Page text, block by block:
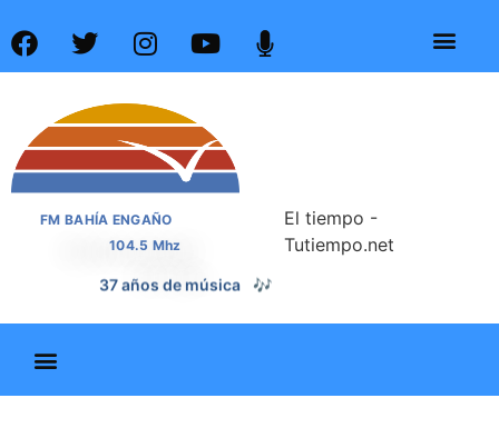
FM BAHÍA ENGAÑO
104.5 Mhz
37 años de noticias 📰
El tiempo -
Tutiempo.net